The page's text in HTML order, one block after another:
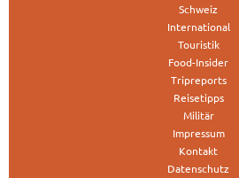
Schweiz
International
Touristik
Food-Insider
Tripreports
Reisetipps
Militär
Impressum
Kontakt
Datenschutz